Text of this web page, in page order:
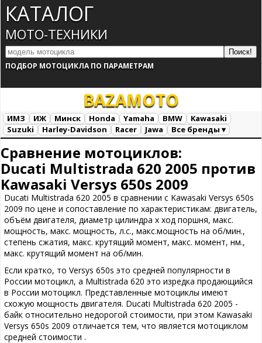
КАТАЛОГ
МОТО-ТЕХНИКИ
ПОДБОР МОТОЦИКЛА ПО ПАРАМЕТРАМ
BAZAMOTO
ИМЗ ИЖ Минск Honda Yamaha BMW
Kawasaki
Suzuki
Harley-Davidson Racer Jawa
Все бренды ▾
Сравнение мотоциклов:
Ducati Multistrada 620 2005 против
Kawasaki Versys 650s 2009
Ducati Multistrada 620 2005 в сравнении с Kawasaki Versys 650s
2009 по цене и сопоставление по характеристикам: двигатель,
объём двигателя, диаметр цилиндра х ход поршня, макс.
мощность, макс. мощность, л.с., макс.мощность на об/мин.,
степень сжатия, макс. крутящий момент, макс. момент, нм.,
макс. крутящий момент на об/мин.
Если кратко, то Versys 650s это средней популярности в
России мотоцикл, а Multistrada 620 это изредка продающийся
в России мотоцикл. Представленные мотоциклы имеют
схожую мощность двигателя. Ducati Multistrada 620 2005 -
байк относительно недорогой стоимости, при этом Kawasaki
Versys 650s 2009 отличается тем, что является мотоциклом
средней стоимости .